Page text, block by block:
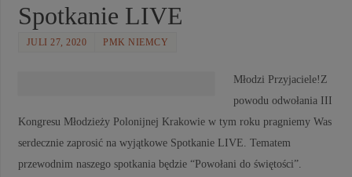
Spotkanie LIVE
JULI 27, 2020 PMK NIEMCY
Młodzi Przyjaciele!Z
powodu odwołania III
Kongresu Młodzieży Polonijnej Krakowie w tym roku pragniemy Was
serdecznie zaprosić na wyjątkowe Spotkanie LIVE. Tematem
przewodnim naszego spotkania będzie “Powołani do świętości”.